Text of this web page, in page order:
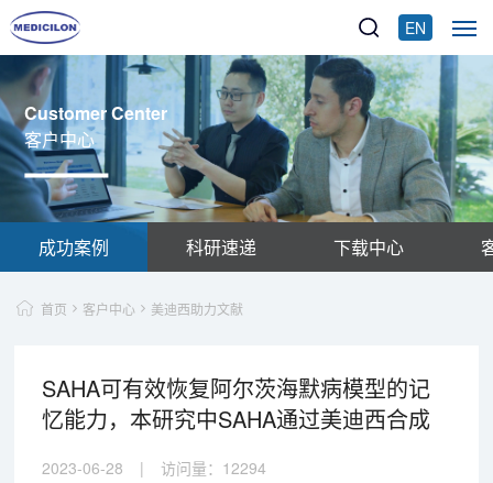
EN
Customer Center
客户中心
成功案例 科研速递 下载中心
首页 客户中心 美迪西助力文献
SAHA可有效恢复阿尔茨海默病模型的记
忆能力，本研究中SAHA通过美迪西合成
2023-06-28 | 访问量： 12294